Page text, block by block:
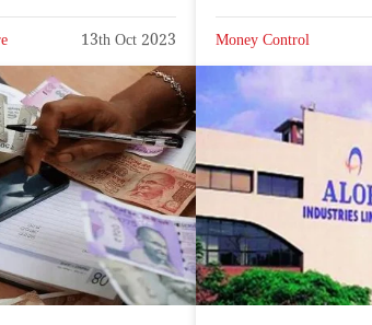
13th Oct 2023 Money Control